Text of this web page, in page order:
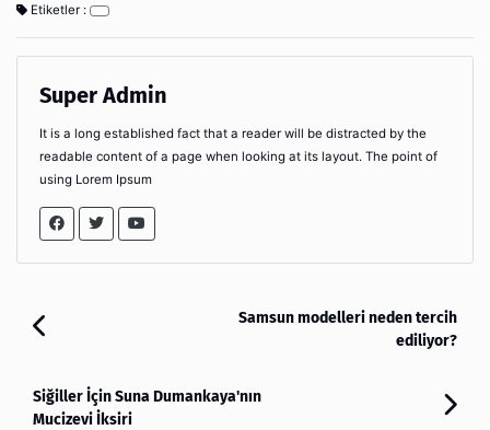
Etiketler :
Super Admin
It is a long established fact that a reader will be distracted by the
readable content of a page when looking at its layout. The point of
using Lorem Ipsum
Samsun modelleri neden tercih
ediliyor?
Siğiller İçin Suna Dumankaya'nın
Mucizevi İksiri